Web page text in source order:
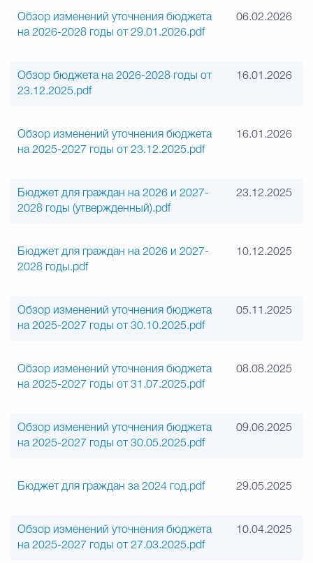
Обзор изменений уточнения бюджета
на 2026-2028 годы от 29.01.2026.pdf
06.02.2026
Обзор бюджета на 2026-2028 годы от
23.12.2025.pdf
16.01.2026
Обзор изменений уточнения бюджета
на 2025-2027 годы от 23.12.2025.pdf
16.01.2026
Бюджет для граждан на 2026 и 2027-
2028 годы (утвержденный).pdf
23.12.2025
Бюджет для граждан на 2026 и 2027-
2028 годы.pdf
10.12.2025
Обзор изменений уточнения бюджета
на 2025-2027 годы от 30.10.2025.pdf
05.11.2025
Обзор изменений уточнения бюджета
на 2025-2027 годы от 31.07.2025.pdf
08.08.2025
Обзор изменений уточнения бюджета
на 2025-2027 годы от 30.05.2025.pdf
09.06.2025
Бюджет для граждан за 2024 год.pdf 29.05.2025
Обзор изменений уточнения бюджета
на 2025-2027 годы от 27.03.2025.pdf
10.04.2025